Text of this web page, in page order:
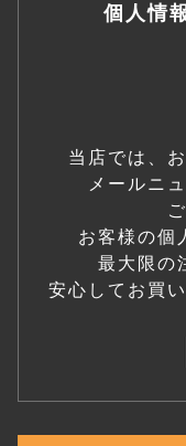
個人情
当店では、
メールニ
お客様の個
最大限の
安心してお買